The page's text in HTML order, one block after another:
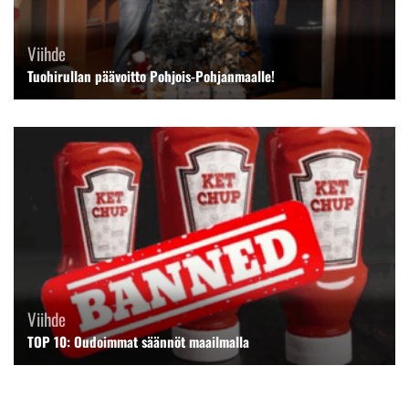
Viihde
Tuohirullan päävoitto Pohjois-Pohjanmaalle!
Viihde
TOP 10: Oudoimmat säännöt maailmalla